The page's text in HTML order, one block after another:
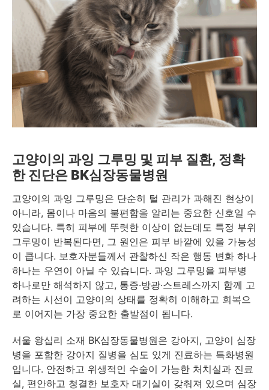
고양이의 과잉 그루밍 및 피부 질환, 정확
한 진단은 BK심장동물병원
고양이의 과잉 그루밍은 단순히 털 관리가 과해진 현상이
아니라, 몸이나 마음의 불편함을 알리는 중요한 신호일 수
있습니다. 특히 피부에 뚜렷한 이상이 없는데도 특정 부위
그루밍이 반복된다면, 그 원인은 피부 바깥에 있을 가능성
이 큽니다. 보호자분들께서 관찰하신 작은 행동 변화 하나
하나는 우연이 아닐 수 있습니다. 과잉 그루밍을 피부병
하나로만 해석하지 않고, 통증·방광·스트레스까지 함께 고
려하는 시선이 고양이의 상태를 정확히 이해하고 회복으
로 이어지는 가장 중요한 출발점이 됩니다.
서울 왕십리 소재 BK심장동물병원은 강아지, 고양이 심장
병을 포함한 강아지 질병을 심도 있게 진료하는 특화병원
입니다. 안전하고 위생적인 수술이 가능한 처치실과 진료
실, 편안하고 청결한 보호자 대기실이 갖춰져 있으며 심장